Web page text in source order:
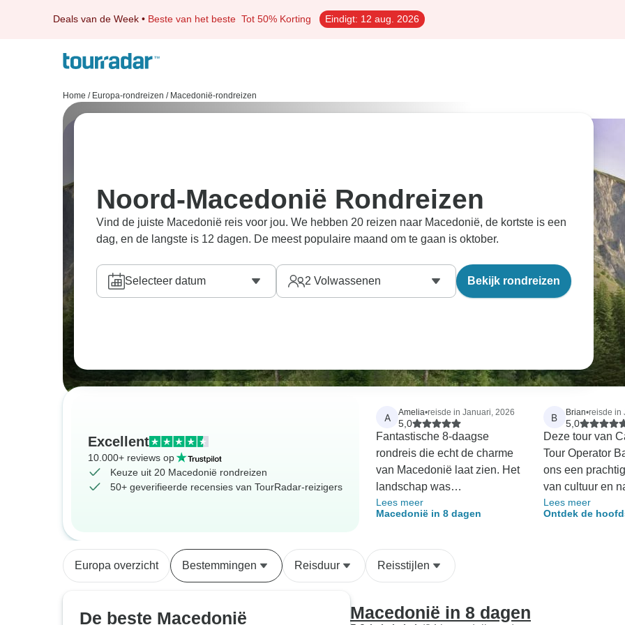
Deals van de Week • Beste van het beste Tot 50% Korting Eindigt: 12 aug. 2026
Home / Europa-rondreizen / Macedonië-rondreizen
Noord-Macedonië Rondreizen
Vind de juiste Macedonië reis voor jou. We hebben 20 reizen naar Macedonië, de kortste is een
dag, en de langste is 12 dagen. De meest populaire maand om te gaan is oktober.
Selecteer datum 2 Volwassenen Bekijk rondreizen
Excellent
10.000+ reviews op
Keuze uit 20 Macedonië rondreizen
50+ geverifieerde recensies van TourRadar-reizigers
A Amelia•reisde in Januari, 2026
5,0
Fantastische 8-daagse
rondreis die echt de charme
van Macedonië laat zien. Het
landschap was
adembenemend, van serene
meren tot charmante
we bezochten had zijn eigen
geschiedenis en unieke
vriendelijk, deskundig en
maakte elke stop boeiend.
Lees meer
Macedonië in 8 dagen
B Brian•reisde in
5,0
Deze tour van
Tour Operator
ons een
van cultuur en
geschiedenis
kwam bij elke
Lees meer
Ontdek de
Europa overzicht Bestemmingen Reisduur Reisstijlen
De beste Macedonië
Macedonië in 8 dagen